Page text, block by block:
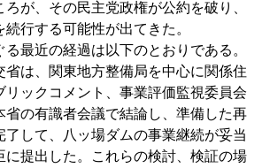
が、その民主党政権が公約を破り、
行する可能性が出てきた。
最近の経過は以下のとおりである。
は、関東地方整備局を中心に関係住
リックコメント、事業評価監視委員会
省の有識者会議で結論し、準備した再
了して、八ッ場ダムの事業継続が妥当
に提出した。これらの検討、検証の場